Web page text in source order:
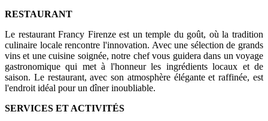
RESTAURANT
Le restaurant Francy Firenze est un temple du goût, où la tradition
culinaire locale rencontre l'innovation. Avec une sélection de grands
vins et une cuisine soignée, notre chef vous guidera dans un voyage
gastronomique qui met à l'honneur les ingrédients locaux et de
saison. Le restaurant, avec son atmosphère élégante et raffinée, est
l'endroit idéal pour un dîner inoubliable.
SERVICES ET ACTIVITÉS